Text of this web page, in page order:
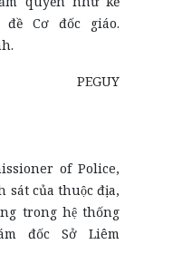
Cơ đốc giáo.
PEGUY
of Police,
sát của thuộc địa,
trong hệ thống
đốc Sở Liêm